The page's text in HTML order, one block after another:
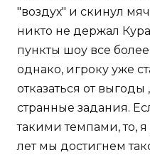
"воздух" и скинул
никто не держал
пункты шоу все
однако, игроку уже
отказаться от выгоды
странные задания.
такими темпами, то,
лет мы достигнем